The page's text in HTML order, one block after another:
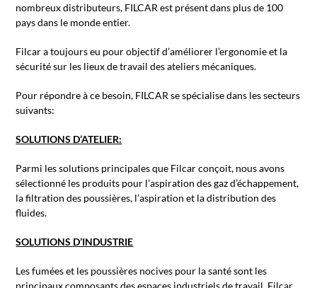
nombreux distributeurs, FILCAR est présent dans plus de 100
pays dans le monde entier.
Filcar a toujours eu pour objectif d’améliorer l’ergonomie et la
sécurité sur les lieux de travail des ateliers mécaniques.
Pour répondre à ce besoin, FILCAR se spécialise dans les secteurs
suivants:
SOLUTIONS D’ATELIER:
Parmi les solutions principales que Filcar conçoit, nous avons
sélectionné les produits pour l’aspiration des gaz d’échappement,
la filtration des poussières, l’aspiration et la distribution des
fluides.
SOLUTIONS D’INDUSTRIE
Les fumées et les poussières nocives pour la santé sont les